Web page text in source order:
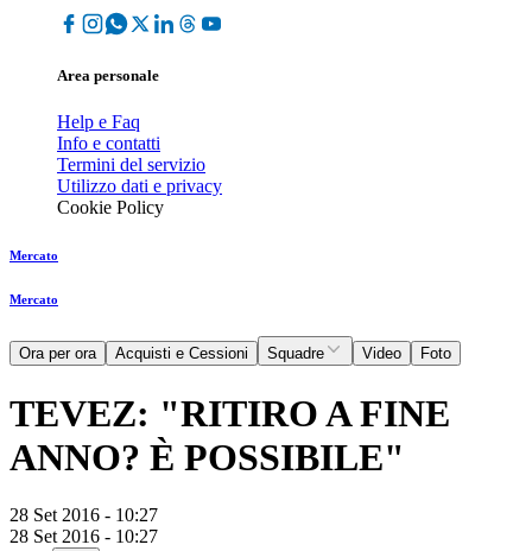
Area personale
Help e Faq
Info e contatti
Termini del servizio
Utilizzo dati e privacy
Cookie Policy
Mercato
Mercato
Ora per ora Acquisti e Cessioni Squadre Video Foto
TEVEZ: "RITIRO A FINE
ANNO? È POSSIBILE"
28 Set 2016 - 10:27
28 Set 2016 - 10:27